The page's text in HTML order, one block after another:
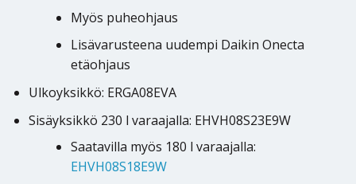
Myös puheohjaus
Lisävarusteena uudempi Daikin Onecta
etäohjaus
Ulkoyksikkö: ERGA08EVA
Sisäyksikkö 230 l varaajalla: EHVH08S23E9W
Saatavilla myös 180 l varaajalla:
EHVH08S18E9W